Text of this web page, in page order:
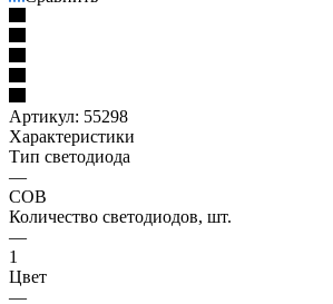
Артикул: 55298
Характеристики
Тип светодиода
—
COB
Количество светодиодов, шт.
—
1
Цвет
—